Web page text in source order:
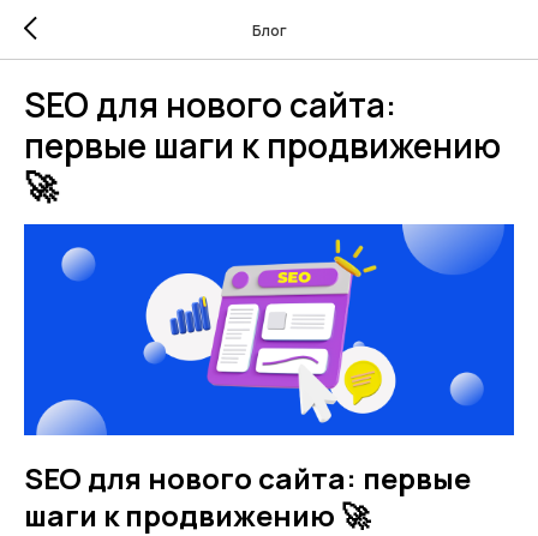
Блог
SEO для нового сайта:
первые шаги к продвижению
🚀
SEO для нового сайта: первые
шаги к продвижению 🚀